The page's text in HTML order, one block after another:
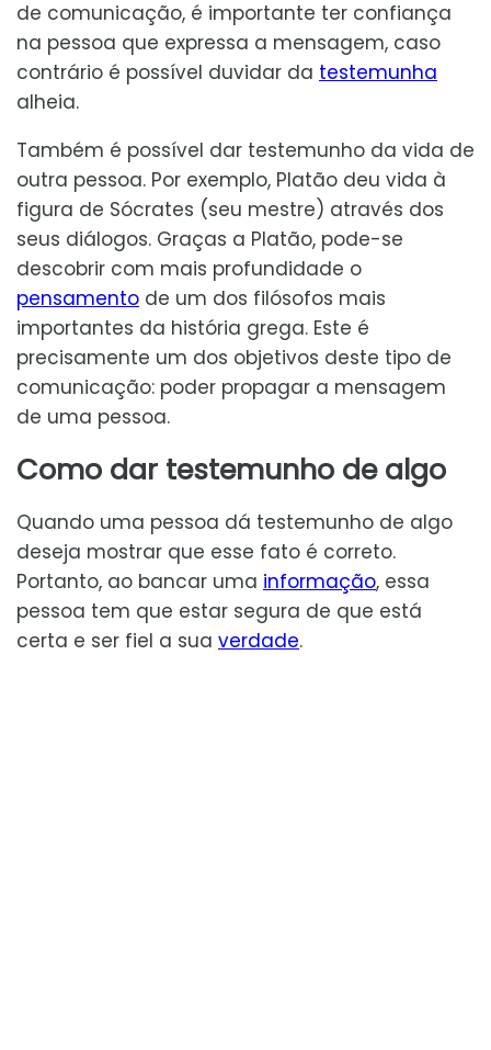
de comunicação, é importante ter confiança
na pessoa que expressa a mensagem, caso
contrário é possível duvidar da testemunha
alheia.
Também é possível dar testemunho da vida de
outra pessoa. Por exemplo, Platão deu vida à
figura de Sócrates (seu mestre) através dos
seus diálogos. Graças a Platão, pode-se
descobrir com mais profundidade o
pensamento de um dos filósofos mais
importantes da história grega. Este é
precisamente um dos objetivos deste tipo de
comunicação: poder propagar a mensagem
de uma pessoa.
Como dar testemunho de algo
Quando uma pessoa dá testemunho de algo
deseja mostrar que esse fato é correto.
Portanto, ao bancar uma informação, essa
pessoa tem que estar segura de que está
certa e ser fiel a sua verdade.